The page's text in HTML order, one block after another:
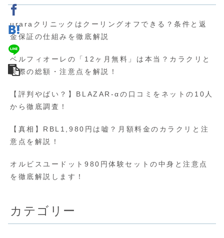
uraraクリニックはクーリングオフできる？条件と返
金保証の仕組みを徹底解説
ベルフィオーレの「12ヶ月無料」は本当？カラクリと
実際の総額・注意点を解説！
【評判やばい？】BLAZAR-αの口コミをネットの10人
から徹底調査！
【真相】RBL1,980円は嘘？月額料金のカラクリと注
意点を解説！
オルビスユードット980円体験セットの中身と注意点
を徹底解説します！
カテゴリー